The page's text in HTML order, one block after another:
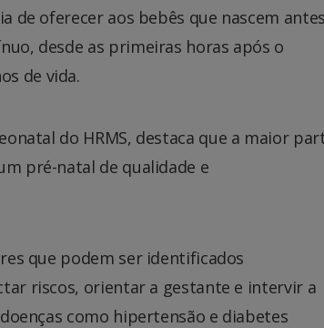
de oferecer aos bebês que nascem
desde as primeiras horas após o
de vida.
do HRMS, destaca que a maior
pré-natal de qualidade e
que podem ser identificados
riscos, orientar a gestante e intervir a
como hipertensão e diabetes